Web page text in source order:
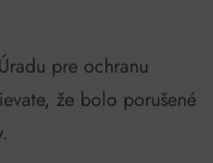
pre ochranu
že bolo porušené